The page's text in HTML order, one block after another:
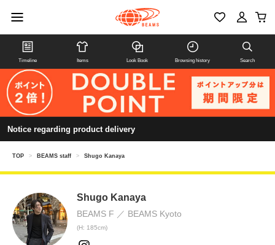
Timeline Items Look Book Browsing history Search
Notice regarding product delivery
TOP > BEAMS staff > Shugo Kanaya
Shugo Kanaya
BEAMS F BEAMS Kyoto
(H: 185cm)